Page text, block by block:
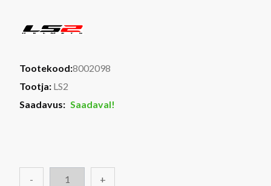
Tootekood:8002098
Tootja: LS2
Saadavus: Saadaval!
- +